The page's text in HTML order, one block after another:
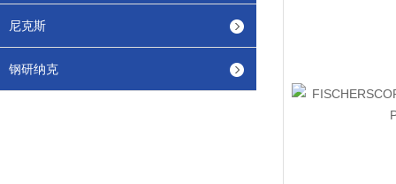
尼克斯
钢研纳克